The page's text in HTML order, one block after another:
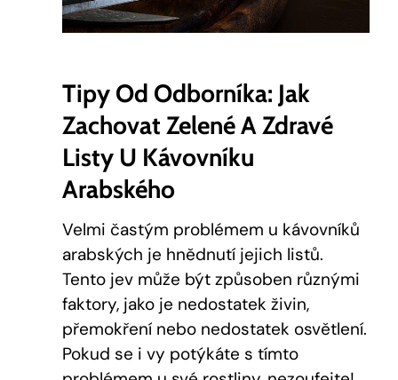
Tipy Od Odborníka: Jak
Zachovat Zelené A Zdravé
Listy U Kávovníku
Arabského
Velmi častým problémem u kávovníků
arabských je hnědnutí jejich listů.
Tento jev může být způsoben různými
faktory, jako je nedostatek živin,
přemokření nebo nedostatek osvětlení.
Pokud se i vy potýkáte s tímto